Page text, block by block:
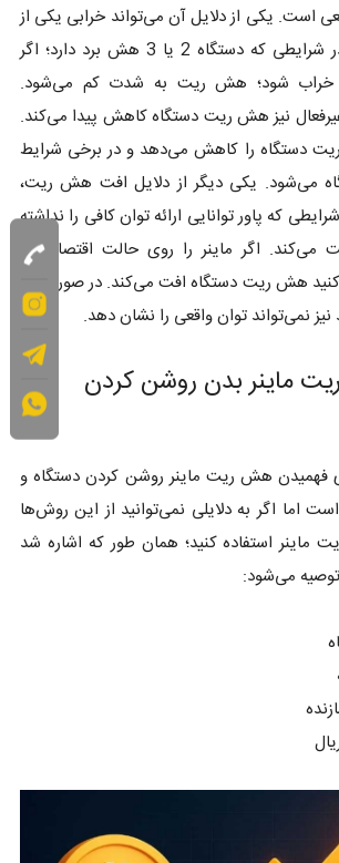
است. یکی از دلایل آن می‌تواند خرابی یکی از
هش بوردها است. در شرایطی که دستگاه 2 یا 3 هش برد دارد؛ اگر
خراب شود؛ هش ریت به شدت کم می‌شود.
نیز هش ریت دستگاه کاهش پیدا می‌کند.
دستگاه را کاهش می‌دهد و در برخی شرایط
می‌شود. یکی دیگر از دلایل افت هش ریت،
که پاور توانایی ارائه توان کافی را نداشته
اگر ماینر را روی حالت اقتصادی و
هش ریت دستگاه افت می‌کند. در صورتی که
نمی‌تواند توان واقعی را نشان دهد.
ماینر بدن روشن کردن
فهمیدن هش ریت ماینر روشن کردن دستگاه و
اما اگر به دلایلی نمی‌توانید از این روش‌ها
ماینر استفاده کنید؛ همان طور که اشاره شد
می‌شود: